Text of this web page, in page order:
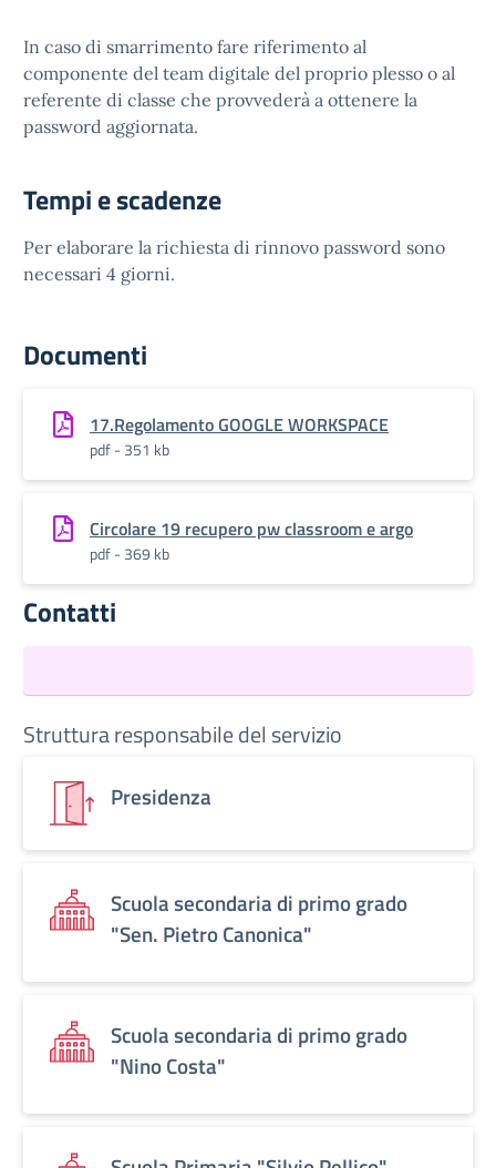
In caso di smarrimento fare riferimento al
componente del team digitale del proprio plesso o al
referente di classe che provvederà a ottenere la
password aggiornata.
Tempi e scadenze
Per elaborare la richiesta di rinnovo password sono
necessari 4 giorni.
Documenti
17.Regolamento GOOGLE WORKSPACE
pdf - 351 kb
Circolare 19 recupero pw classroom e argo
pdf - 369 kb
Contatti
Struttura responsabile del servizio
Presidenza
Scuola secondaria di primo grado
"Sen. Pietro Canonica"
Scuola secondaria di primo grado
"Nino Costa"